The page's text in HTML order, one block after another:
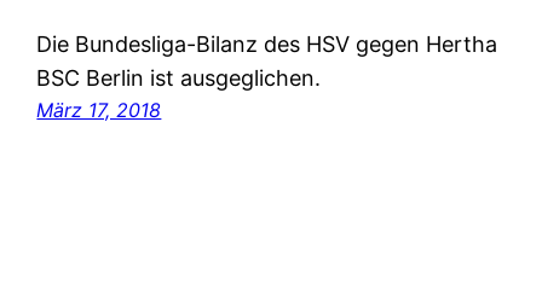
Die Bundesliga-Bilanz des HSV gegen Hertha
BSC Berlin ist ausgeglichen.
März 17, 2018